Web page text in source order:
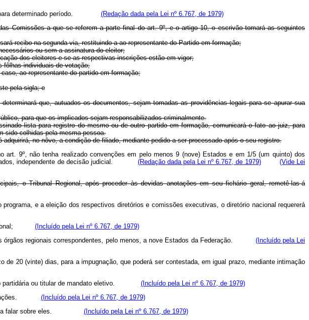
para determinado período. (Redação dada pela Lei nº 6.767, de 1979)
Comissões a que se referem a parte final do art. 9º, e o artigo 10, o escrivão tomará as seguintes
recibo na segunda via, restituindo-a ao representante do Partido em formação;
ou sem a assinatura do eleitor;
dos eleitores e se as respectivas inscrições estão em vigor;
fôlhas individuais de votação;
ao representante do partido em formação;
pela sigla; e
que, autuados os documentos, sejam tomadas as providências legais para se apurar sua
para que os implicados sejam responsabilizados criminalmente.
lista para registro do mesmo ou de outro partido em formação, comunicará o fato ao juiz, para
sido colhidas pela mesma pessoa.
no nôvo, a condição de filiado, mediante pedido a ser processado após o seu registro.
9º, não tenha realizado convenções em pelo menos 9 (nove) Estados e em 1/5 (um quinto) dos
independente de decisão judicial. (Redação dada pela Lei nº 6.767, de 1979)
(Vide Lei
o Tribunal Regional, após proceder às devidas anotações em seu fichário geral, remetê-las-á
e a eleição dos respectivos diretórios e comissões executivas, o diretório nacional requererá
nacional; (Incluído pela Lei nº 6.767, de 1979)
órgãos regionais correspondentes, pelo menos, a nove Estados da Federação. (Incluído pela Lei
20 (vinte) dias, para a impugnação, que poderá ser contestada, em igual prazo, mediante intimação
partidária ou titular de mandato eletivo. (Incluído pela Lei nº 6.767, de 1979)
alegações. (Incluído pela Lei nº 6.767, de 1979)
para falar sobre eles. (Incluído pela Lei nº 6.767, de 1979)